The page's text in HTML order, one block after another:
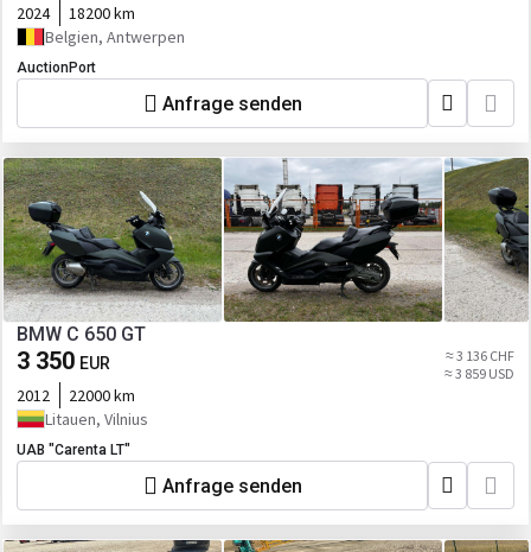
2024
18200 km
Belgien, Antwerpen
AuctionPort
Anfrage senden
BMW C 650 GT
3 350 EUR
≈ 3 136 CHF
≈ 3 859 USD
2012
22000 km
Litauen, Vilnius
UAB "Carenta LT"
Anfrage senden